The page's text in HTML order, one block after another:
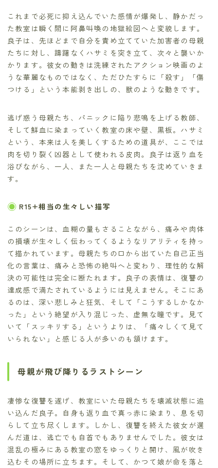
これまで必死に抑え込んでいた感情が爆発し、静かだっ
た教室は瞬く間に阿鼻叫喚の地獄絵図へと変貌します。
良子は、先ほどまで自分を責め立てていた加害者の母親
たちに対し、躊躇なくハサミを突き立て、次々と襲いか
かります。彼女の動きは洗練されたアクション映画のよ
うな華麗なものではなく、ただひたすらに「殺す」「傷
つける」という本能剥き出しの、獣のような動きです。
逃げ惑う母親たち、パニックに陥り悲鳴を上げる教師、
そして鮮血に染まっていく教室の床や壁、黒板。ハサミ
という、本来は人を美しくするための道具が、ここでは
肉を切り裂く凶器として使われる皮肉。良子は返り血を
浴びながら、一人、また一人と母親たちを沈めていきま
す。
R15+相当の生々しい描写
このシーンは、血糊の量もさることながら、痛みや肉体
の損壊が生々しく伝わってくるようなリアリティを持っ
て描かれています。母親たちの口から出ていた自己正当
化の言葉は、痛みと恐怖の絶叫へと変わり、理性的な解
決の可能性は完全に断たれます。良子の表情は、復讐の
達成感で満たされているようには見えません。そこにあ
るのは、深い悲しみと狂気、そして「こうするしかなか
った」という絶望が入り混じった、虚無な瞳です。見て
いて「スッキリする」というよりは、「痛々しくて見て
いられない」と感じる人が多いのも頷けます。
母親が飛び降りるラストシーン
凄惨な復讐を遂げ、教室にいた母親たちを壊滅状態に追
い込んだ良子。自身も返り血で真っ赤に染まり、息を切
らして立ち尽くします。しかし、復讐を終えた彼女が選
んだ道は、逃亡でも自首でもありませんでした。彼女は
混乱の極みにある教室の窓をゆっくりと開け、風が吹き
込むその場所に立ちます。そして、かつて娘が命を落と